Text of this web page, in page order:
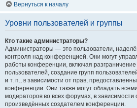
Вернуться к началу
Уровни пользователей и группы
Кто такие администраторы?
Администраторы — это пользователи,
контроля над конференцией. Они могут
работы конференции, включая
пользователей, создание групп
и т. п., в зависимости от прав,
конференции. Они также могут обладать
модераторов во всех форумах, в зависимости
произведённых создателем конференции.